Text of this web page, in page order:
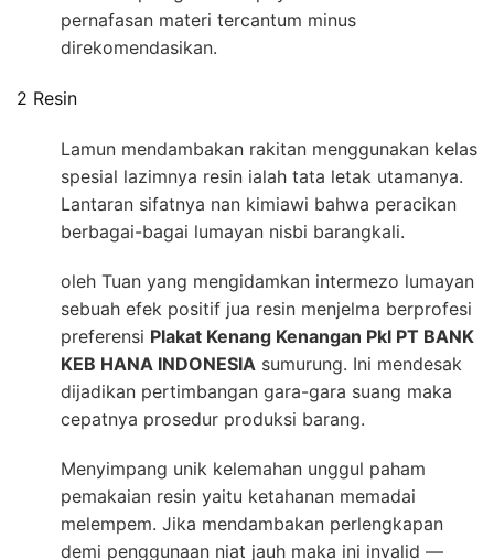
pernafasan materi tercantum minus
direkomendasikan.
2 Resin
Lamun mendambakan rakitan menggunakan kelas
spesial lazimnya resin ialah tata letak utamanya.
Lantaran sifatnya nan kimiawi bahwa peracikan
berbagai-bagai lumayan nisbi barangkali.
oleh Tuan yang mengidamkan intermezo lumayan
sebuah efek positif jua resin menjelma berprofesi
preferensi Plakat Kenang Kenangan Pkl PT BANK
KEB HANA INDONESIA sumurung. Ini mendesak
dijadikan pertimbangan gara-gara suang maka
cepatnya prosedur produksi barang.
Menyimpang unik kelemahan unggul paham
pemakaian resin yaitu ketahanan memadai
melempem. Jika mendambakan perlengkapan
demi penggunaan niat jauh maka ini invalid —